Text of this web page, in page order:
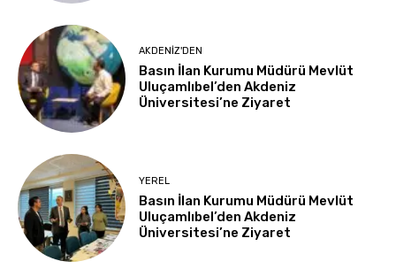
AKDENIZ'DEN
Basın İlan Kurumu Müdürü Mevlüt
Uluçamlıbel’den Akdeniz
Üniversitesi’ne Ziyaret
YEREL
Basın İlan Kurumu Müdürü Mevlüt
Uluçamlıbel’den Akdeniz
Üniversitesi’ne Ziyaret